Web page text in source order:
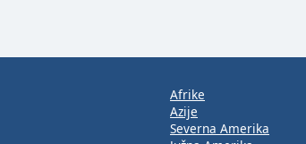
Afrike
Azije
Severna Amerika